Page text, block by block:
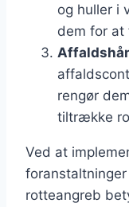
og huller i
dem for at
rengør
tiltrække
Ved at
rotteangreb